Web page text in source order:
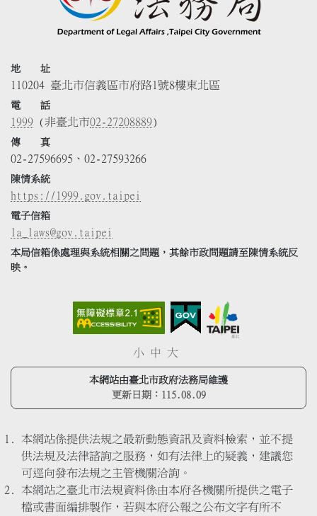
地 址
110204 臺北市信義區市府路1號8樓東北區
電 話
1999 (非臺北市02-27208889)
傳 真
02-27596695、02-27593266
陳情系統
https://1999.gov.taipei
電子信箱
la_laws@gov.taipei
本局信箱係處理與系統相關之問題，其餘市政問題請至陳情系統反
映。
小 中 大
本網站由臺北市政府法務局維護
更新日期： 115.08.09
本網站係提供法規之最新動態資訊及資料檢索，並不提
供法規及法律諮詢之服務，如有法律上的疑義，建議您
可逕向發布法規之主管機關洽詢。
本網站之臺北市法規資料係由本府各機關所提供之電子
檔或書面編排製作，若與本府公報之公布文字有所不